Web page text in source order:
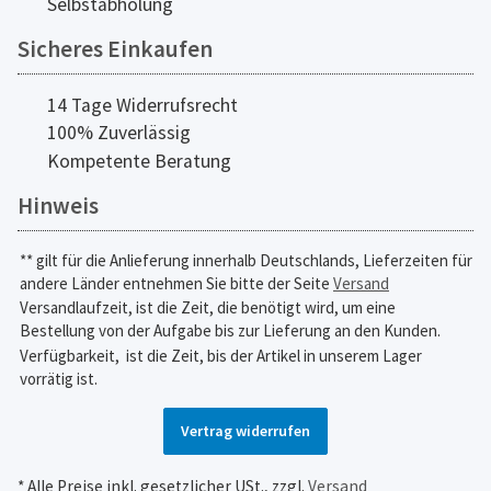
Sicheres Einkaufen
14 Tage Widerrufsrecht
100% Zuverlässig
Kompetente Beratung
Hinweis
** gilt für die Anlieferung innerhalb Deutschlands, Lieferzeiten für
andere Länder entnehmen Sie bitte der Seite Versand
Versandlaufzeit, ist die Zeit, die benötigt wird, um eine
Bestellung von der Aufgabe bis zur Lieferung an den Kunden.
Verfügbarkeit, ist die Zeit, bis der Artikel in unserem Lager
vorrätig ist.
Vertrag widerrufen
* Alle Preise inkl. gesetzlicher USt., zzgl. Versand